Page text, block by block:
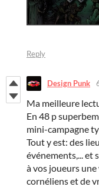
Reply
Design Punk
Ma meilleure
En 48 p
mini-campagne
Tout y est: des
événements,...
à vos joueurs
cornéliens et de